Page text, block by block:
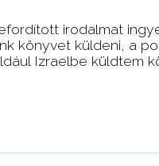
irodalmat
könyvet küldeni, a
Izraelbe küldtem